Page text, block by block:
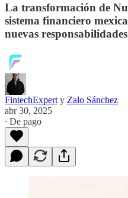
La transformación de
sistema financiero
nuevas
FintechExpert y Zalo Sánchez
abr 30, 2025
∙ De pago